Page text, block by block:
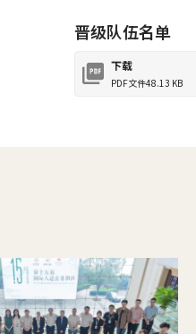
晋级队伍名单
下载
PDF文件48.13 KB